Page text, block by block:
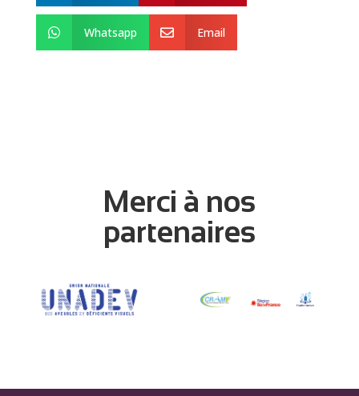
 Whatsapp  Email
Merci à nos
partenaires